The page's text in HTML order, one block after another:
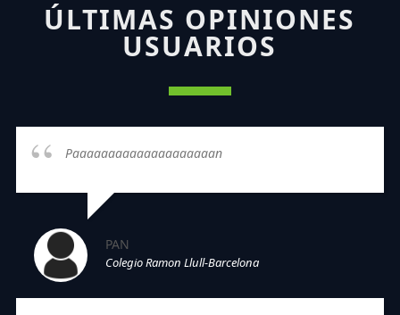
ÚLTIMAS OPINIONES
USUARIOS
Paaaaaaaaaaaaaaaaaaaan
PAN
Colegio Ramon Llull-Barcelona